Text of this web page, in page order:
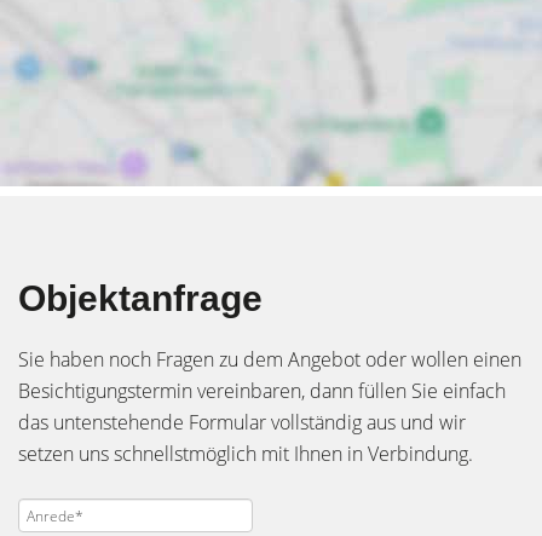
Objektanfrage
Sie haben noch Fragen zu dem Angebot oder wollen einen
Besichtigungstermin vereinbaren, dann füllen Sie einfach
das untenstehende Formular vollständig aus und wir
setzen uns schnellstmöglich mit Ihnen in Verbindung.